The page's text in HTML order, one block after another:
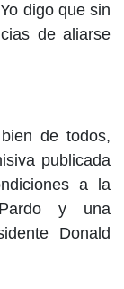
digo que sin
de aliarse
de todos,
publicada
a la
Pardo y una
Donald